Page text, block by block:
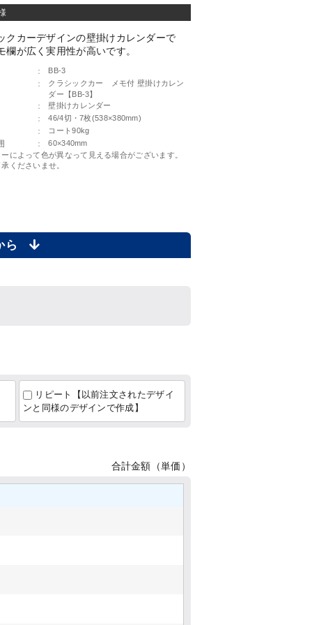
クカーデザインの壁掛けカレンダーで
欄が広く実用性が高いです。
： BB-3
：
クラシックカー メモ付 壁掛けカレン
ダー【BB-3】
： 壁掛けカレンダー
： 46/4切・7枚(538×380mm)
： コート90kg
：
60×340mm
によって色が異なって見える場合がございます。
くださいませ。
ら
リピート【以前注文されたデザイ
ンと同様のデザインで作成】
合計金額（単価）